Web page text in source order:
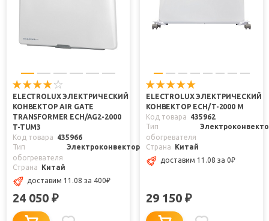
ELECTROLUX ЭЛЕКТРИЧЕСКИЙ
КОНВЕКТОР AIR GATE
TRANSFORMER ECH/AG2-2000
T-TUM3
Код товара
435966
Тип
обогревателя
Электроконвектор
Страна
Китай
доставим 11.08 за 400₽
24 050 ₽
ELECTROLUX ЭЛЕКТРИЧЕСКИЙ
КОНВЕКТОР ECH/T-2000 M
Код товара
435962
Тип
обогревателя
Страна
Китай
доставим 11.08 за 0₽
29 150 ₽